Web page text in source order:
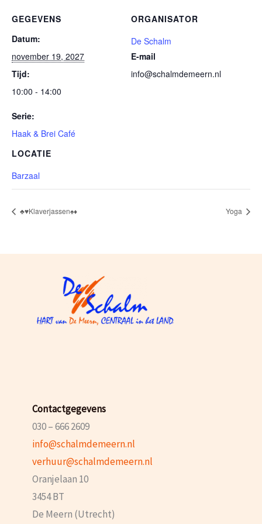
GEGEVENS
Datum:
november 19, 2027
Tijd:
10:00 - 14:00
Serie:
Haak & Brei Café
LOCATIE
Barzaal
ORGANISATOR
De Schalm
E-mail
info@schalmdemeern.nl
♣️♥️Klaverjassen♠️♦️ Yoga
Contactgegevens
030 – 666 2609
info@schalmdemeern.nl
verhuur@schalmdemeern.nl
Oranjelaan 10
3454 BT
De Meern (Utrecht)